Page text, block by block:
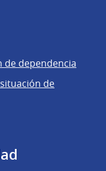
de dependencia
de